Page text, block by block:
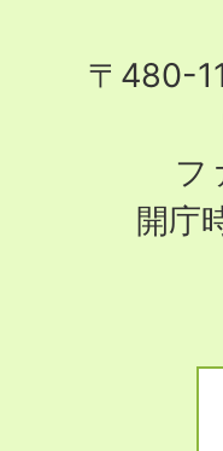
〒480-
フ
開庁